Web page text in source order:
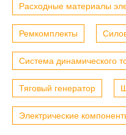
Расходные материалы
Ремкомплекты
Система динамического
Тяговый генератор
Электрические